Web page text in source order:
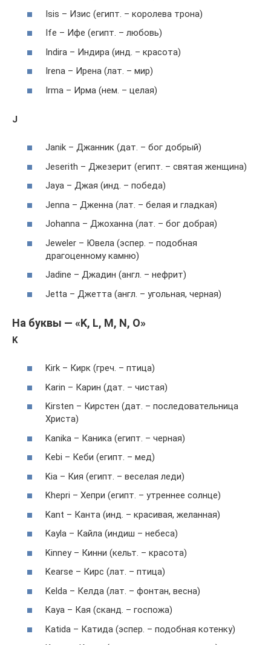
Isis – Изис (египт. – королева трона)
Ife – Ифе (египт. – любовь)
Indira – Индира (инд. – красота)
Irena – Ирена (лат. – мир)
Irma – Ирма (нем. – целая)
J
Janik – Джанник (дат. – бог добрый)
Jeserith – Джезерит (египт. – святая женщина)
Jaya – Джая (инд. – победа)
Jenna – Дженна (лат. – белая и гладкая)
Johanna – Джоханна (лат. – бог добрая)
Jeweler – Ювела (эспер. – подобная
драгоценному камню)
Jadine – Джадин (англ. – нефрит)
Jetta – Джетта (англ. – угольная, черная)
На буквы — «K, L, M, N, O»
K
Kirk – Кирк (греч. – птица)
Karin – Карин (дат. – чистая)
Kirsten – Кирстен (дат. – последовательница
Христа)
Kanika – Каника (египт. – черная)
Kebi – Кеби (египт. – мед)
Kia – Кия (египт. – веселая леди)
Khepri – Хепри (египт. – утреннее солнце)
Kant – Канта (инд. – красивая, желанная)
Kayla – Кайла (индиш – небеса)
Kinney – Кинни (кельт. – красота)
Kearse – Кирс (лат. – птица)
Kelda – Келда (лат. – фонтан, весна)
Kaya – Кая (сканд. – госпожа)
Katida – Катида (эспер. – подобная котенку)